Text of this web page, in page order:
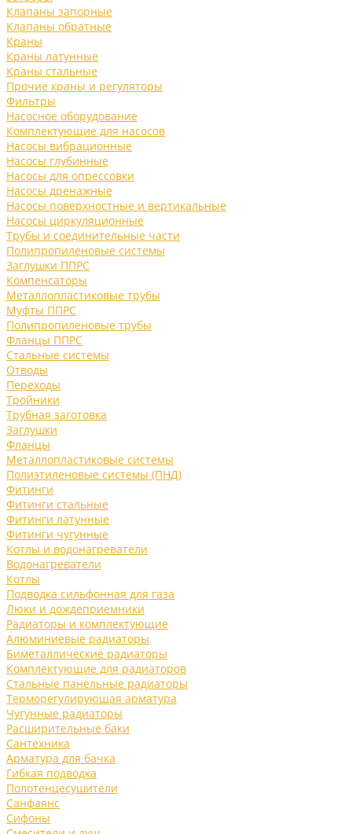
Клапаны запорные
Клапаны обратные
Краны
Краны латунные
Краны стальные
Прочие краны и регуляторы
Фильтры
Насосное оборудование
Комплектующие для насосов
Насосы вибрационные
Насосы глубинные
Насосы для опрессовки
Насосы дренажные
Насосы поверхностные и вертикальные
Насосы циркуляционные
Трубы и соединительные части
Полипропиленовые системы
Заглушки ППРС
Компенсаторы
Металлопластиковые трубы
Муфты ППРС
Полипропиленовые трубы
Фланцы ППРС
Стальные системы
Отводы
Переходы
Тройники
Трубная заготовка
Заглушки
Фланцы
Металлопластиковые системы
Полиэтиленовые системы (ПНД)
Фитинги
Фитинги стальные
Фитинги латунные
Фитинги чугунные
Котлы и водонагреватели
Водонагреватели
Котлы
Подводка сильфонная для газа
Люки и дождеприемники
Радиаторы и комплектующие
Алюминиевые радиаторы
Биметаллические радиаторы
Комплектующие для радиаторов
Стальные панельные радиаторы
Терморегулирующая арматура
Чугунные радиаторы
Расширительные баки
Сантехника
Арматура для бачка
Гибкая подводка
Полотенцесушители
Санфаянс
Сифоны